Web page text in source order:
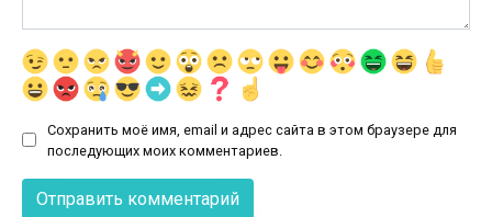
Сохранить моё имя, email и адрес сайта в этом браузере для
последующих моих комментариев.